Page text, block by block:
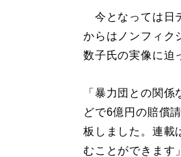
今となっては日
からはノンフィク
数子氏の実像に迫
「暴力団との関
どで6億円の賠償
板しました。連載
むことができます